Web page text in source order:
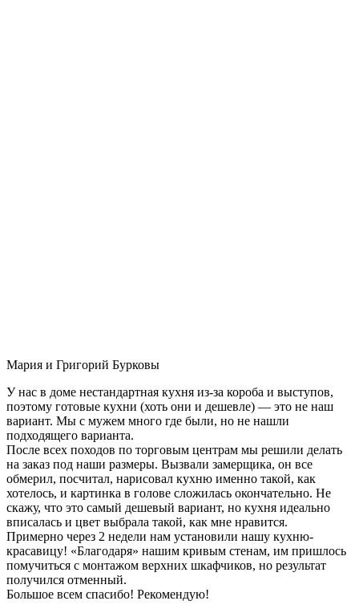
Мария и Григорий Бурковы
У нас в доме нестандартная кухня из-за короба и выступов,
поэтому готовые кухни (хоть они и дешевле) — это не наш
вариант. Мы с мужем много где были, но не нашли
подходящего варианта.
После всех походов по торговым центрам мы решили делать
на заказ под наши размеры. Вызвали замерщика, он все
обмерил, посчитал, нарисовал кухню именно такой, как
хотелось, и картинка в голове сложилась окончательно. Не
скажу, что это самый дешевый вариант, но кухня идеально
вписалась и цвет выбрала такой, как мне нравится.
Примерно через 2 недели нам установили нашу кухню-
красавицу! «Благодаря» нашим кривым стенам, им пришлось
помучиться с монтажом верхних шкафчиков, но результат
получился отменный.
Большое всем спасибо! Рекомендую!